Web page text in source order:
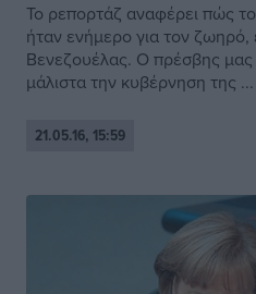
Το ρεπορτάζ αναφέρει πώς
ήταν ενήμερο για τον
Βενεζουέλας. Ο πρέσβης
μάλιστα την κυβέρνηση της ...
21.05.16, 15:59